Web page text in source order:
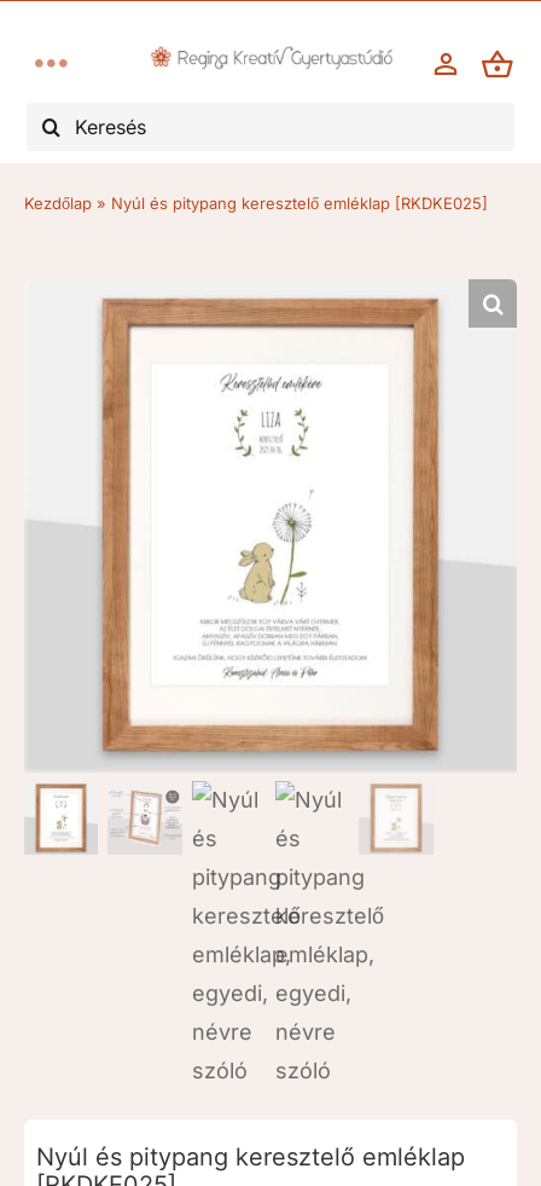
Keresés...
Navigation
Esküvő
Kegyelet/gyász
Évforduló
Egyéb alkalmak, ünnepek
Kezdőlap » Nyúl és pitypang keresztelő emléklap [RKDKE025]
Nyúl és pitypang keresztelő emléklap